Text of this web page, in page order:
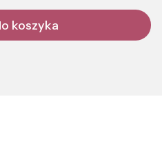
koszyka